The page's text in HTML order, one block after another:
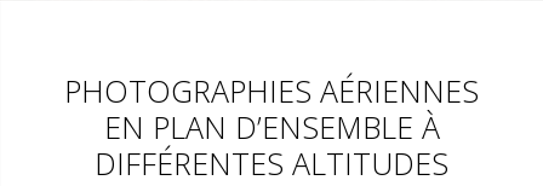
PHOTOGRAPHIES AÉRIENNES
EN PLAN D’ENSEMBLE À
DIFFÉRENTES ALTITUDES